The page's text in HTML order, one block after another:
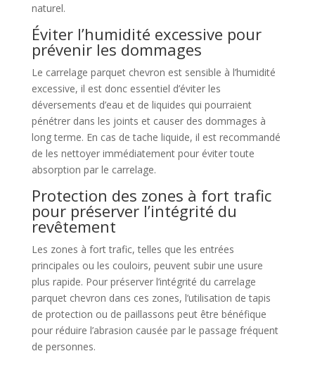
naturel.
Éviter l’humidité excessive pour
prévenir les dommages
Le carrelage parquet chevron est sensible à l’humidité
excessive, il est donc essentiel d’éviter les
déversements d’eau et de liquides qui pourraient
pénétrer dans les joints et causer des dommages à
long terme. En cas de tache liquide, il est recommandé
de les nettoyer immédiatement pour éviter toute
absorption par le carrelage.
Protection des zones à fort trafic
pour préserver l’intégrité du
revêtement
Les zones à fort trafic, telles que les entrées
principales ou les couloirs, peuvent subir une usure
plus rapide. Pour préserver l’intégrité du carrelage
parquet chevron dans ces zones, l’utilisation de tapis
de protection ou de paillassons peut être bénéfique
pour réduire l’abrasion causée par le passage fréquent
de personnes.